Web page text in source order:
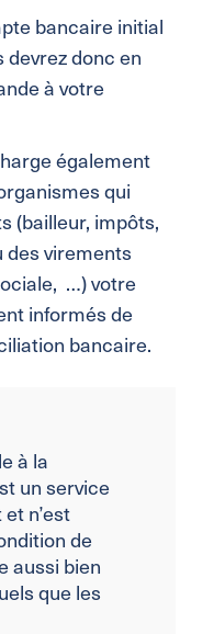
bancaire initial
devrez donc en
à votre
également
qui
(bailleur, impôts,
des virements
…) votre
informés de
bancaire.
à la
un service
n’est
de
aussi bien
que les